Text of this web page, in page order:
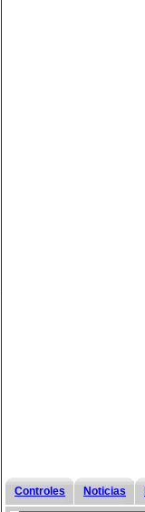
Controles Noticias